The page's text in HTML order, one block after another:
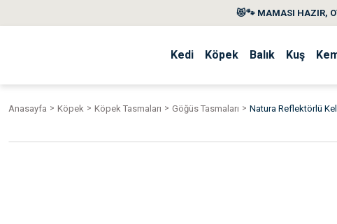
😻🐾 MAMASI HAZIR,
Kedi Köpek Balık Kuş
Anasayfa Köpek Köpek Tasmaları Göğüs Tasmaları Natura Reflektörlü